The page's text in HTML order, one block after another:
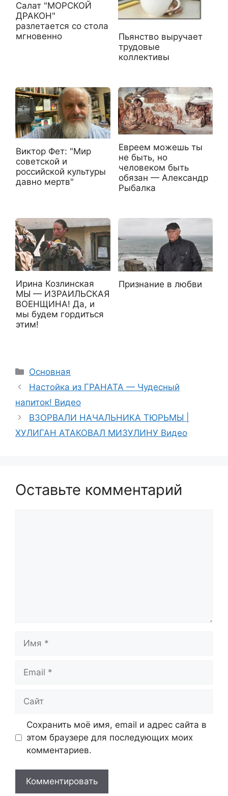
Салат "МОРСКОЙ
ДРАКОН"
разлетается со стола
мгновенно
Пьянство выручает
трудовые
коллективы
Виктор Фет: "Мир
советской и
российской культуры
давно мертв"
Евреем можешь ты
не быть, но
человеком быть
обязан — Александр
Рыбалка
Ирина Козлинская
МЫ — ИЗРАИЛЬСКАЯ
ВОЕНЩИНА! Да, и
мы будем гордиться
этим!
Признание в любви
Рубрики
Основная
Настойка из ГРАНАТА — Чудесный
напиток! Видео
ВЗОРВАЛИ НАЧАЛЬНИКА ТЮРЬМЫ |
ХУЛИГАН АТАКОВАЛ МИЗУЛИНУ Видео
Оставьте комментарий
Сохранить моё имя, email и адрес сайта в
этом браузере для последующих моих
комментариев.